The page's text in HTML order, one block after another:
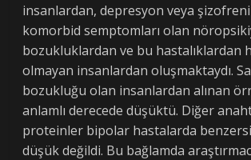
insanlardan, depresyon veya
komorbid semptomları olan
bozukluklardan ve bu hastalıklardan
olmayan insanlardan oluşmaktaydı.
bozukluğu olan insanlardan alınan
anlamlı derecede düşüktü. Diğer
proteinler bipolar hastalarda
düşük değildi. Bu bağlamda